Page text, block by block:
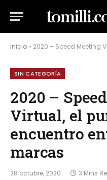
Inicio » 2020 – Speed Meeting Virtual,
SIN CATEGORÍA
2020 –
Virtual, el
encuentro
marcas
28 octubre, 2020 3 Mins